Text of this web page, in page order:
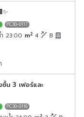
PC30-0117
23.00 m2 4 B
น 3 เฟอร์และ
PC30-0116